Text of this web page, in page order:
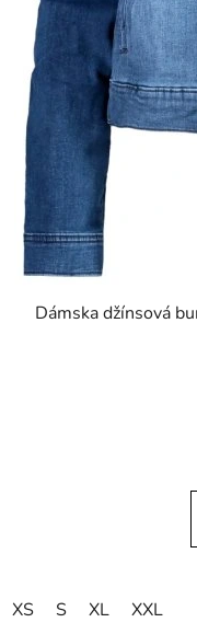
Dámska džínsová
XS S XL XXL